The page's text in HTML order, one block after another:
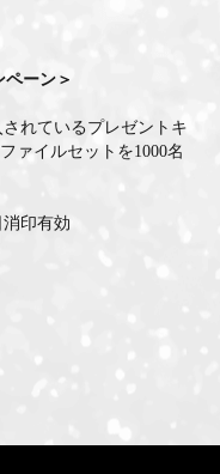
ーン＞
されているプレゼントキ
ァイルセットを1000名
印有効